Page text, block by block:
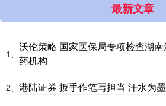
最新文章
1、
沃伦策略 国家医保局专项检查湖
药机构
2、 港陆证券 扳手作笔写担当 汗水为